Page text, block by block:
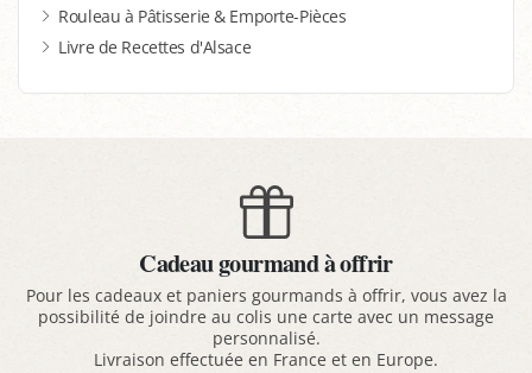
Rouleau à Pâtisserie & Emporte-Pièces
Livre de Recettes d'Alsace
Cadeau gourmand à offrir
Pour les cadeaux et paniers gourmands à offrir, vous avez la
possibilité de joindre au colis une carte avec un message
personnalisé.
Livraison effectuée en France et en Europe.